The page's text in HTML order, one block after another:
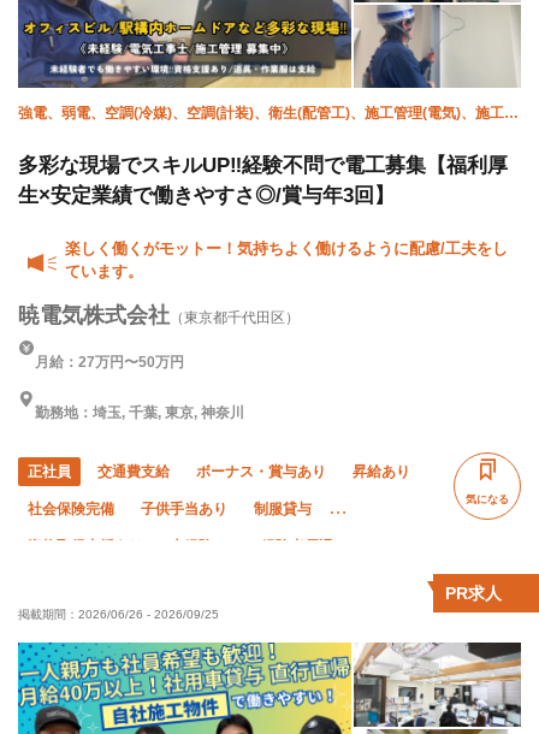
強電、弱電、空調(冷媒)、空調(計装)、衛生(配管工)、施工管理(電気)、施工管
多彩な現場でスキルUP‼︎経験不問で電工募集【福利厚
生×安定業績で働きやすさ◎/賞与年3回】
楽しく働くがモットー！気持ちよく働けるように配慮/工夫をし
ています。
暁電気株式会社 （東京都千代田区）
月給：27万円〜50万円
勤務地：埼玉, 千葉, 東京, 神奈川
正社員 交通費支給 ボーナス・賞与あり 昇給あり
社会保険完備 子供手当あり 制服貸与
年末年始休暇 直帰・直行OK
気になる
掲載期間： 2026/06/26 - 2026/09/25
PR求人